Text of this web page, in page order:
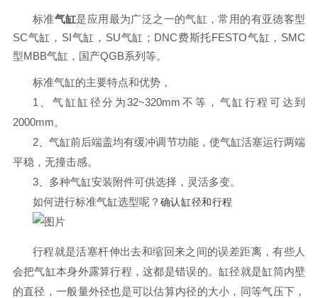
标准气缸是应用最为广泛之一的气缸，常用的有亚德客型
SC气缸，SI气缸，SU气缸；DNC费斯托FESTO气缸，SMC
型MBB气缸，国产QGB系列等。
标准气缸的主要特点和优势，
1、气缸缸径分为32~320mm不等，气缸行程可达到
2000mm。
2、气缸前后端盖均有缓冲调节功能，使气缸活塞运行两端
平稳，无撞击感。
3、 多种气缸安装附件可供选择，灵活多变。
如何进行标准气缸选型呢？ 确认缸径和行程
行程就是活塞杆伸出去和缩回来之间的误差距离，有些人
会把气缸本身外露算行程，这都是错误的。缸径就是缸筒内壁
的直径，一般量外径也是可以估算内径的大小，同等气压下，